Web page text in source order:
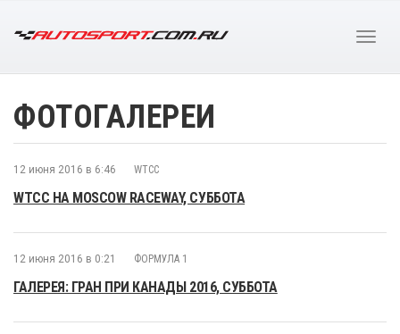
ФОТОГАЛЕРЕИ
12 июня 2016 в 6:46 WTCC
WTCC НА MOSCOW RACEWAY, СУББОТА
12 июня 2016 в 0:21 ФОРМУЛА 1
ГАЛЕРЕЯ: ГРАН ПРИ КАНАДЫ 2016, СУББОТА